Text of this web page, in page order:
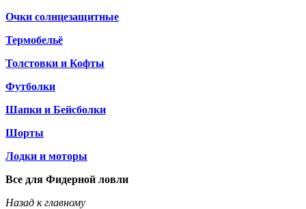
Очки солнцезащитные
Термобельё
Толстовки и Кофты
Футболки
Шапки и Бейсболки
Шорты
Лодки и моторы
Все для Фидерной ловли
Назад к главному